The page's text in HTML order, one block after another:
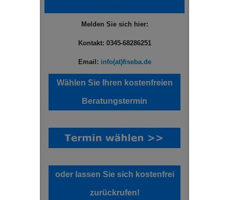
Melden Sie sich hier:
Kontakt: 0345-68286251
Email: info(at)fiseba.de
Wählen Sie Ihren kostenfreien
Beratungstermin
oder lassen Sie sich kostenfrei
zurückrufen!